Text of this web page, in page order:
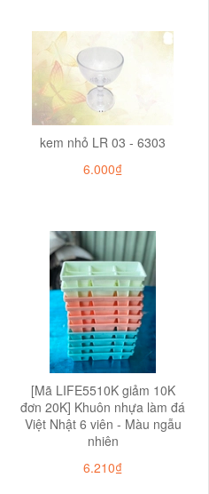
kem nhỏ LR 03 - 6303
6.000₫
[Mã LIFE5510K giảm 10K
đơn 20K] Khuôn nhựa làm đá
Việt Nhật 6 viên - Màu ngẫu
nhiên
6.210₫